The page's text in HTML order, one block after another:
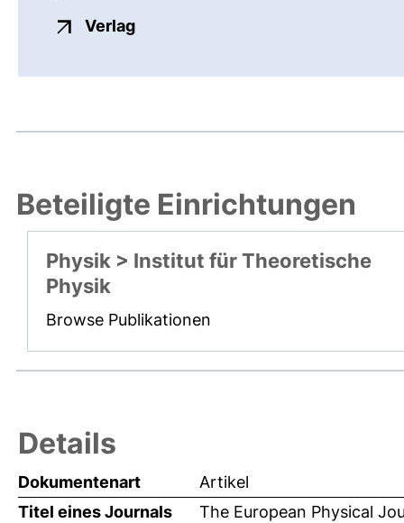
Verlagexterner Link, öffnet neues
Beteiligte Einrichtungen
Physik > Institut für Theoretische
Physik
Browse Publikationen
Details
Dokumentenart
Artikel
Titel eines Journals
The European Physical